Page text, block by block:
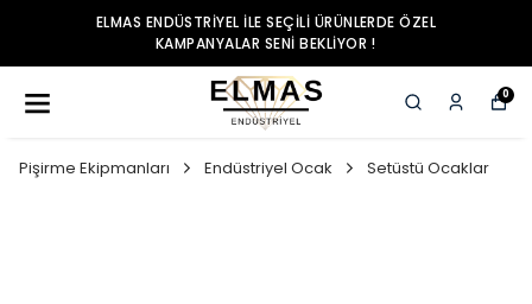
ELMAS ENDÜSTRIYEL ILE SEÇILI ÜRÜNLERDE ÖZEL
KAMPANYALAR SENI BEKLIYOR !
0
Pişirme Ekipmanları Endüstriyel Ocak Setüstü Ocaklar